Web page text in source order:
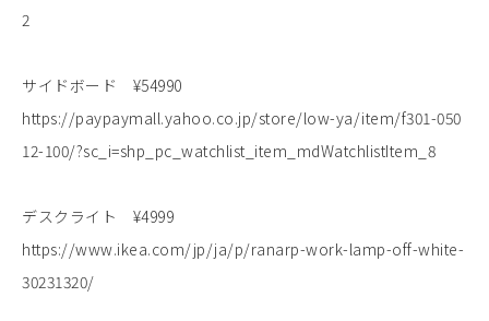
2
サイドボード ¥54990
https://paypaymall.yahoo.co.jp/store/low-ya/item/f301-050
12-100/?sc_i=shp_pc_watchlist_item_mdWatchlistItem_8
デスクライト ¥4999
https://www.ikea.com/jp/ja/p/ranarp-work-lamp-off-white-
30231320/